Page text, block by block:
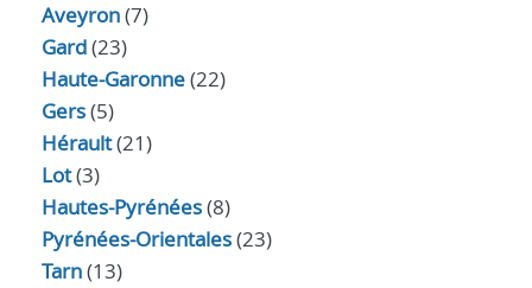
Aveyron(7)
Gard(23)
Haute-Garonne(22)
Gers(5)
Hérault(21)
Lot(3)
Hautes-Pyrénées(8)
Pyrénées-Orientales(23)
Tarn(13)